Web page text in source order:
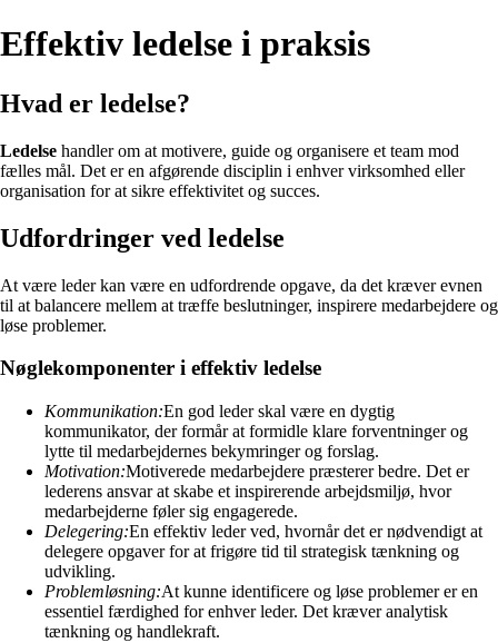
Effektiv ledelse i praksis
Hvad er ledelse?
Ledelse handler om at motivere, guide og organisere et team mod
fælles mål. Det er en afgørende disciplin i enhver virksomhed eller
organisation for at sikre effektivitet og succes.
Udfordringer ved ledelse
At være leder kan være en udfordrende opgave, da det kræver evnen
til at balancere mellem at træffe beslutninger, inspirere medarbejdere og
løse problemer.
Nøglekomponenter i effektiv ledelse
Kommunikation:En god leder skal være en dygtig
kommunikator, der formår at formidle klare forventninger og
lytte til medarbejdernes bekymringer og forslag.
Motivation:Motiverede medarbejdere præsterer bedre. Det er
lederens ansvar at skabe et inspirerende arbejdsmiljø, hvor
medarbejderne føler sig engagerede.
Delegering:En effektiv leder ved, hvornår det er nødvendigt at
delegere opgaver for at frigøre tid til strategisk tænkning og
udvikling.
Problemløsning:At kunne identificere og løse problemer er en
essentiel færdighed for enhver leder. Det kræver analytisk
tænkning og handlekraft.